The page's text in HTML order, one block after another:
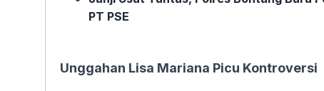
PT PSE
Unggahan Lisa Mariana Picu Kontroversi